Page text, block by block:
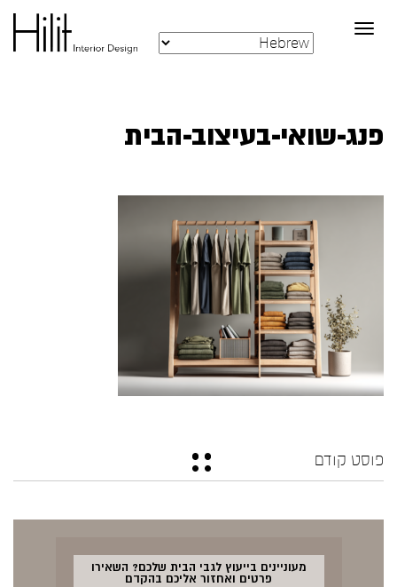
Toggle
navigation
פנג-שואי-בעיצוב-הבית
פוסט קודם
מעוניינים בייעוץ לגבי הבית שלכם? השאירו
פרטים ואחזור אליכם בהקדם